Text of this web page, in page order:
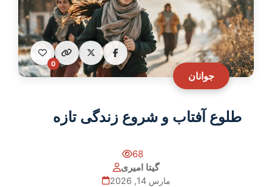
جوانان
0
طلوع آفتاب و شروع زندگی تازه
68
گیتا امیری
مارس 14, 2026